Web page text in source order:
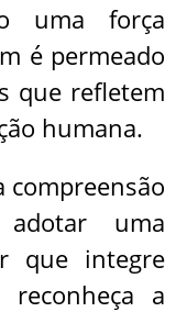
uma força
é permeado
que refletem
humana.
compreensão
uma
que integre
reconheça a